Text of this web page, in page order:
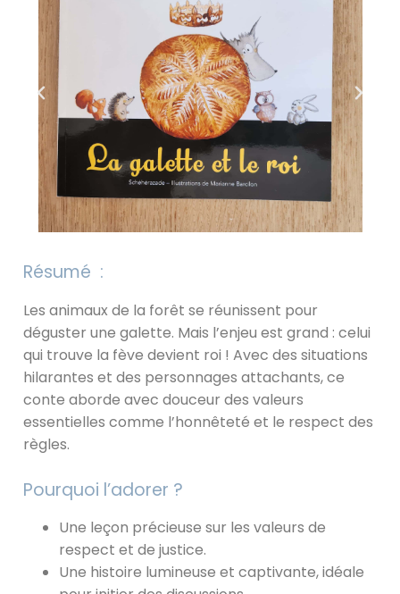
Résumé :
Les animaux de la forêt se réunissent pour
déguster une galette. Mais l’enjeu est grand : celui
qui trouve la fève devient roi ! Avec des situations
hilarantes et des personnages attachants, ce
conte aborde avec douceur des valeurs
essentielles comme l’honnêteté et le respect des
règles.
Pourquoi l’adorer ?
Une leçon précieuse sur les valeurs de
respect et de justice.
Une histoire lumineuse et captivante, idéale